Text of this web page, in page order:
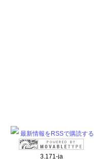
最新情報をRSSで購読する
3.171-ja